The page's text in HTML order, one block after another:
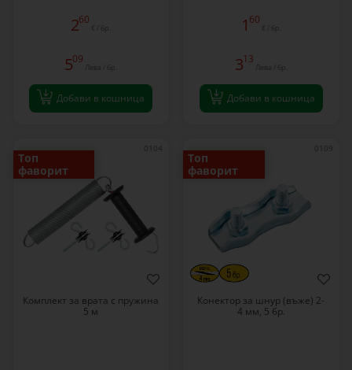
260
€ / бр.
509
Лева / бр.
Добави в кошница
1 60
€ / бр.
313
Лева / бр.
Добави в кошница
0104
Топ
фаворит
Комплект за врата с пружина
5 м
0109
Топ
фаворит
Конектор за шнур (въже) 2-
4 мм, 5 бр.